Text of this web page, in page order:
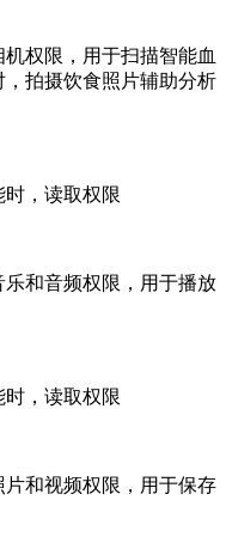
权限，用于扫描智能血
拍摄饮食照片辅助分析
，读取权限
和音频权限，用于播放
，读取权限
和视频权限，用于保存